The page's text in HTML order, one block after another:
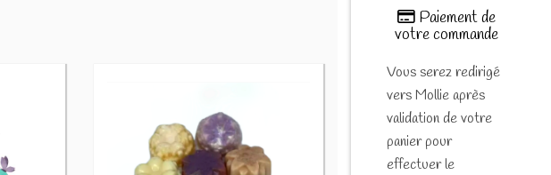
Paiement de
votre commande
Vous serez redirigé
vers Mollie après
validation de votre
panier pour
effectuer le